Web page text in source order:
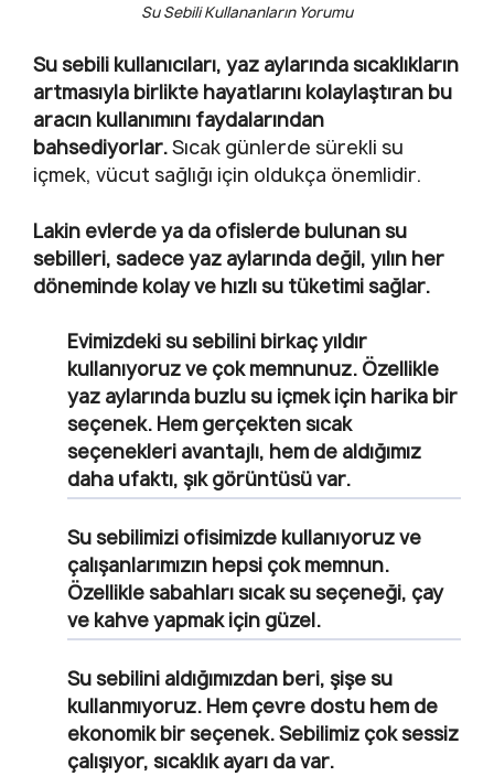
Su Sebili Kullananların Yorumu
Su sebili kullanıcıları, yaz aylarında sıcaklıkların
artmasıyla birlikte hayatlarını kolaylaştıran bu
aracın kullanımını faydalarından
bahsediyorlar.Sıcak günlerde sürekli su
içmek, vücut sağlığı için oldukça önemlidir.
Lakin evlerde ya da ofislerde bulunan su
sebilleri, sadece yaz aylarında değil, yılın her
döneminde kolay ve hızlı su tüketimi sağlar.
Evimizdeki su sebilini birkaç yıldır
kullanıyoruz ve çok memnunuz. Özellikle
yaz aylarında buzlu su içmek için harika bir
seçenek. Hem gerçekten sıcak
seçenekleri avantajlı, hem de aldığımız
daha ufaktı, şık görüntüsü var.
Su sebilimizi ofisimizde kullanıyoruz ve
çalışanlarımızın hepsi çok memnun.
Özellikle sabahları sıcak su seçeneği, çay
ve kahve yapmak için güzel.
Su sebilini aldığımızdan beri, şişe su
kullanmıyoruz. Hem çevre dostu hem de
ekonomik bir seçenek. Sebilimiz çok sessiz
çalışıyor, sıcaklık ayarı da var.